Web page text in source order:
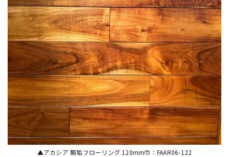
▲アカシア 無垢フローリング 120mm巾：FAAR06-122